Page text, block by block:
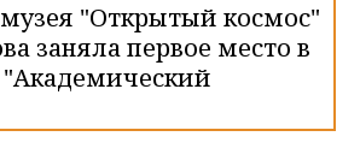
"Открытый космос"
заняла первое место в